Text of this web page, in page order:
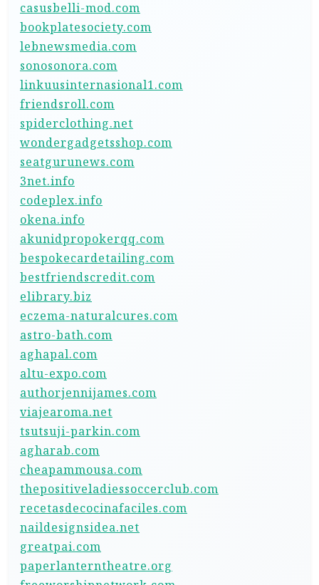
casusbelli-mod.com
bookplatesociety.com
lebnewsmedia.com
sonosonora.com
linkuusinternasional1.com
friendsroll.com
spiderclothing.net
wondergadgetsshop.com
seatgurunews.com
3net.info
codeplex.info
okena.info
akunidpropokerqq.com
bespokecardetailing.com
bestfriendscredit.com
elibrary.biz
eczema-naturalcures.com
astro-bath.com
aghapal.com
altu-expo.com
authorjennijames.com
viajearoma.net
tsutsuji-parkin.com
agharab.com
cheapammousa.com
thepositiveladiessoccerclub.com
recetasdecocinafaciles.com
naildesignsidea.net
greatpai.com
paperlanterntheatre.org